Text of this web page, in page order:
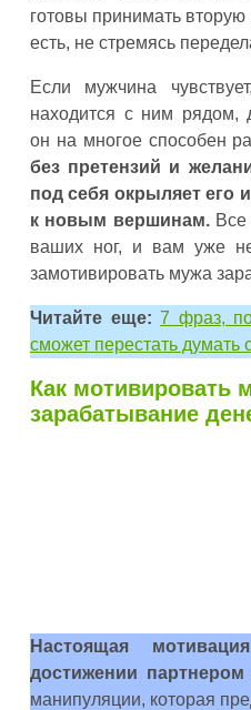
готовы принимать вторую
есть, не стремясь
Если мужчина
находится с ним рядом,
он на многое способен
без претензий и
под себя окрыляет его
к новым вершинам. Все
ваших ног, и вам уже
замотивировать мужа
Читайте еще: 7 фраз,
сможет перестать думать
Как мотивировать
зарабатывание
Настоящая
достижении партнером
манипуляции, которая